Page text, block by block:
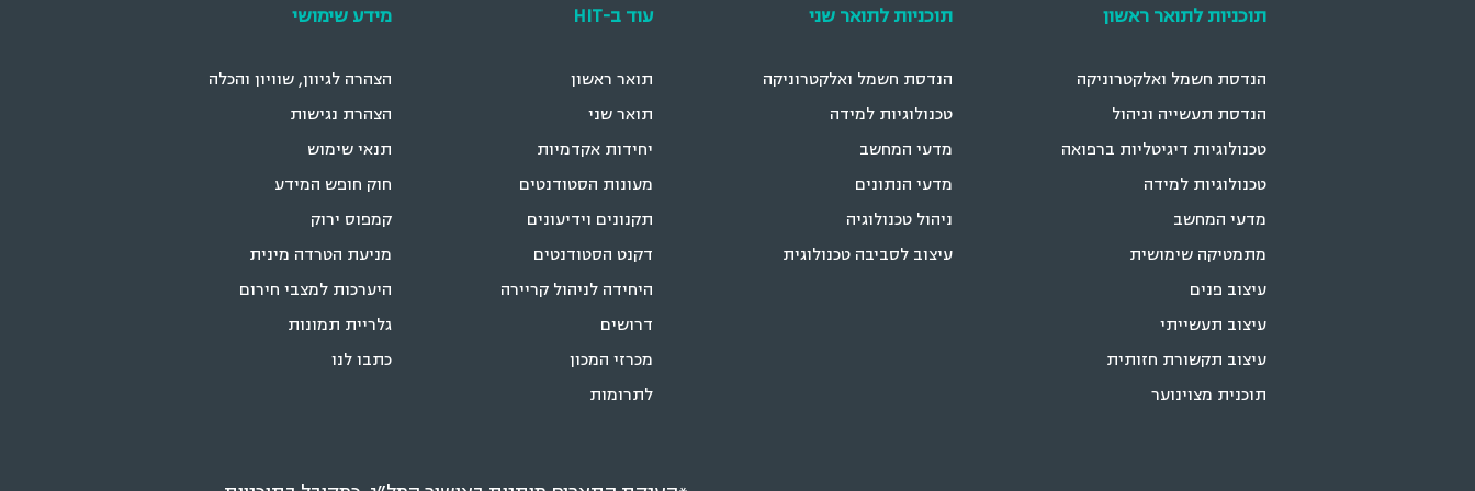
תוכניות לתואר ראשון
הנדסת חשמל ואלקטרוניקה
הנדסת תעשייה וניהול
טכנולוגיות דיגיטליות ברפואה
טכנולוגיות למידה
מדעי המחשב
מתמטיקה שימושית
עיצוב פנים
עיצוב תעשייתי
עיצוב תקשורת חזותית
תוכנית מצוינוער
תוכניות לתואר שני
הנדסת חשמל ואלקטרוניקה
טכנולוגיות למידה
מדעי המחשב
מדעי הנתונים
ניהול טכנולוגיה
עיצוב לסביבה טכנולוגית
עוד ב-HIT
תואר ראשון
תואר שני
יחידות אקדמיות
מעונות הסטודנטים
תקנונים וידיעונים
דקנט הסטודנטים
היחידה לניהול קריירה
דרושים
מכרזי המכון
לתרומות
מידע שימושי
הצהרה לגיוון, שוויון והכלה
הצהרת נגישות
תנאי שימוש
חוק חופש המידע
קמפוס ירוק
מניעת הטרדה מינית
היערכות למצבי חירום
גלריית תמונות
כתבו לנו